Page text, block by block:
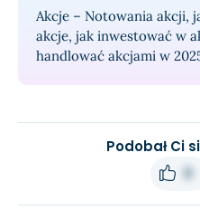
Akcje – Notowania akcji,
akcje, jak inwestować w
handlować akcjami w
Podobał Ci